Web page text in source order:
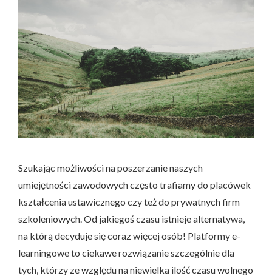
Szukając możliwości na poszerzanie naszych
umiejętności zawodowych często trafiamy do placówek
kształcenia ustawicznego czy też do prywatnych firm
szkoleniowych. Od jakiegoś czasu istnieje alternatywa,
na którą decyduje się coraz więcej osób! Platformy e-
learningowe to ciekawe rozwiązanie szczególnie dla
tych, którzy ze względu na niewielka ilość czasu wolnego